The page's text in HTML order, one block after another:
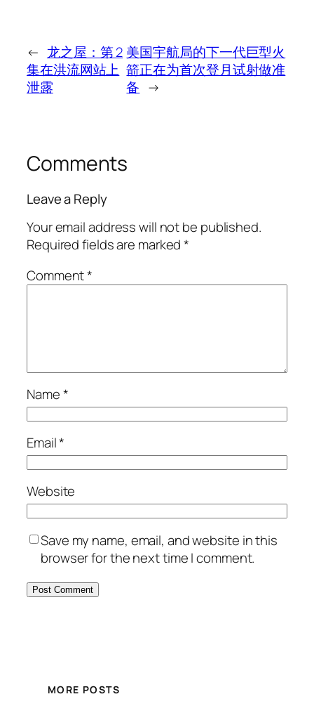
← 龙之屋：第 2
集在洪流网站上
泄露
美国宇航局的下一代巨型火
箭正在为首次登月试射做准
备 →
Comments
Leave a Reply
Your email address will not be published.
Required fields are marked*
Comment*
Name*
Email*
Website
Save my name, email, and website in this
browser for the next time I comment.
MORE POSTS